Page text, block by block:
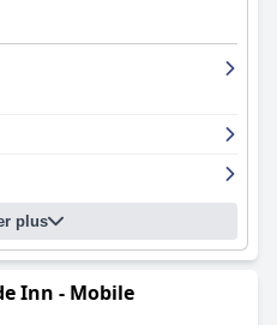
plus
Inn - Mobile